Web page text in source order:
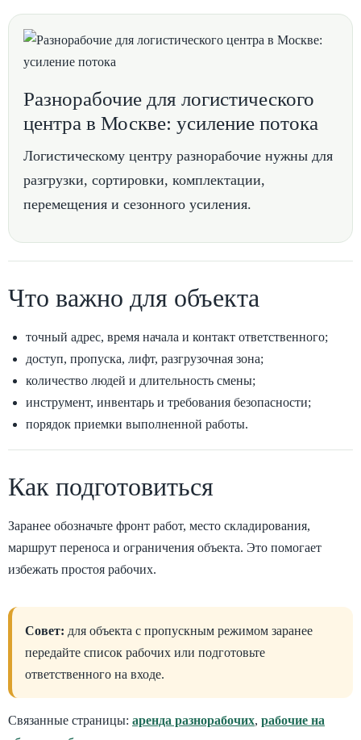
Разнорабочие для логистического
центра в Москве: усиление потока
Логистическому центру разнорабочие нужны для
разгрузки, сортировки, комплектации,
перемещения и сезонного усиления.
Что важно для объекта
точный адрес, время начала и контакт ответственного;
доступ, пропуска, лифт, разгрузочная зона;
количество людей и длительность смены;
инструмент, инвентарь и требования безопасности;
порядок приемки выполненной работы.
Как подготовиться
Заранее обозначьте фронт работ, место складирования,
маршрут переноса и ограничения объекта. Это помогает
избежать простоя рабочих.
Совет: для объекта с пропускным режимом заранее
передайте список рабочих или подготовьте
ответственного на входе.
Связанные страницы: аренда разнорабочих, рабочие на